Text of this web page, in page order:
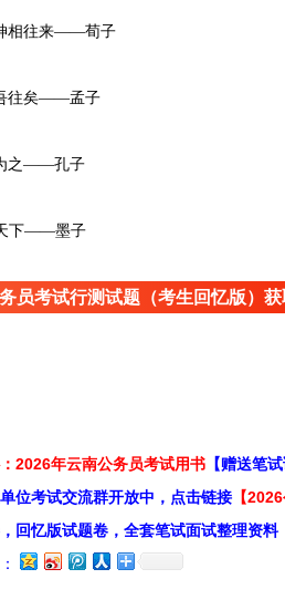
相往来——荀子
往矣——孟子
之——孔子
下——墨子
员考试行测试题（考生回忆版）获
2026年云南公务员考试用书 【赠送笔
位考试交流群开放中，点击链接 【
回忆版试题卷，全套笔试面试整理资料